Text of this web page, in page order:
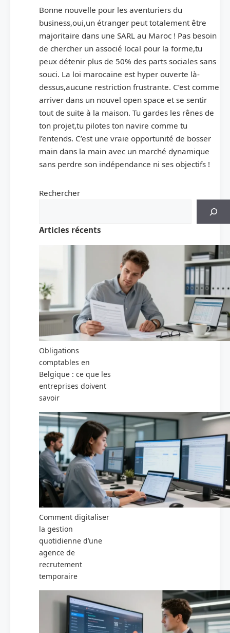
Bonne nouvelle pour les aventuriers du
business,oui,un étranger peut totalement être
majoritaire dans une SARL au Maroc ! Pas besoin
de chercher un associé local pour la forme,tu
peux détenir plus de 50% des parts sociales sans
souci. La loi marocaine est hyper ouverte là-
dessus,aucune restriction frustrante. C’est comme
arriver dans un nouvel open space et se sentir
tout de suite à la maison. Tu gardes les rênes de
ton projet,tu pilotes ton navire comme tu
l’entends. C’est une vraie opportunité de bosser
main dans la main avec un marché dynamique
sans perdre son indépendance ni ses objectifs !
Rechercher
Articles récents
Obligations
comptables en
Belgique : ce que les
entreprises doivent
savoir
Comment digitaliser
la gestion
quotidienne d’une
agence de
recrutement
temporaire